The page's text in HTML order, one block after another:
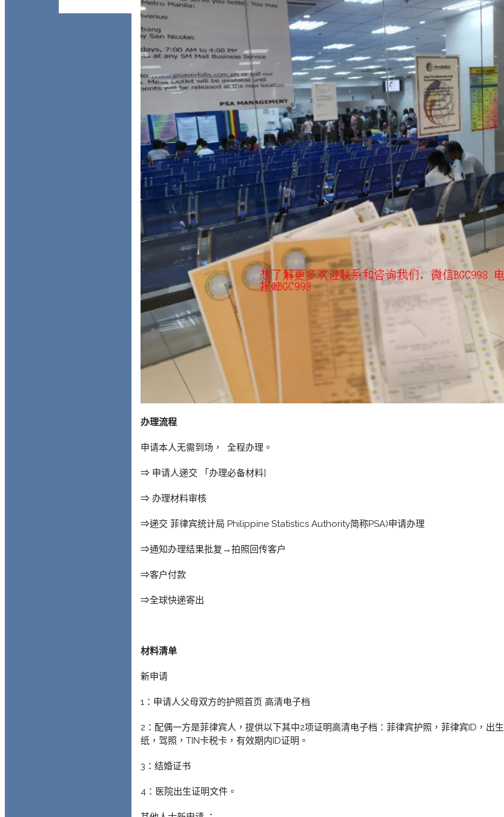
办理流程
申请本人无需到场， 全程办理。
⇒ 申请人递交 「办理必备材料]
⇒ 办理材料审核
⇒递交 菲律宾统计局 Philippine Statistics Authority简称PSA)申请办理
⇒通知办理结果批复→拍照回传客户
⇒客户付款
⇒全球快递寄出
材料清单
新申请
1：申请人父母双方的护照首页 高清电子档
2：配偶一方是菲律宾人，提供以下其中2项证明高清电子档：菲律宾护照，菲律宾ID，出生
纸，驾照，TIN卡税卡，有效期内ID证明。
3：结婚证书
4：医院出生证明文件。